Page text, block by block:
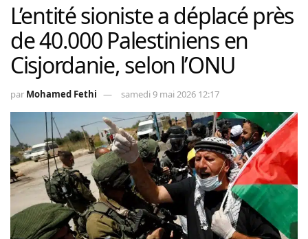
L’entité sioniste a déplacé près
de 40.000 Palestiniens en
Cisjordanie, selon l’ONU
par Mohamed Fethi samedi 9 mai 2026 12:17